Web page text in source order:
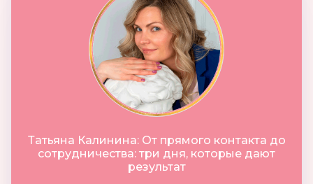
Татьяна Калинина: От прямого контакта до
сотрудничества: три дня, которые дают
результат